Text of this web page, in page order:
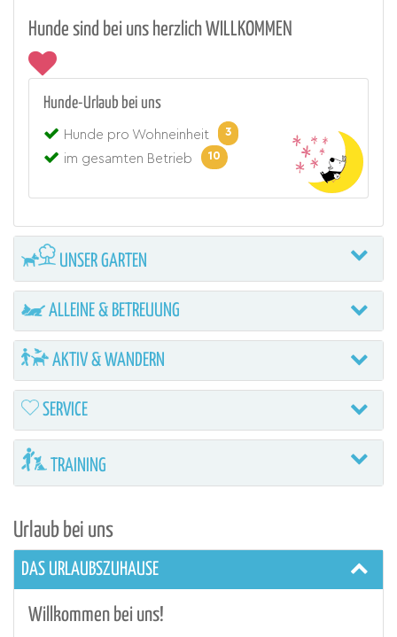
Hunde sind bei uns herzlich WILLKOMMEN
Hunde-Urlaub bei uns
Hunde pro Wohneinheit 3
im gesamten Betrieb 10
UNSER GARTEN
ALLEINE & BETREUUNG
AKTIV & WANDERN
SERVICE
TRAINING
Urlaub bei uns
DAS URLAUBSZUHAUSE
Willkommen bei uns!